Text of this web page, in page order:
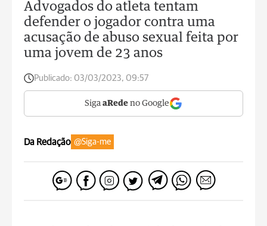
Advogados do atleta tentam
defender o jogador contra uma
acusação de abuso sexual feita por
uma jovem de 23 anos
Publicado: 03/03/2023, 09:57
Siga aRede no Google
Da Redação @Siga-me